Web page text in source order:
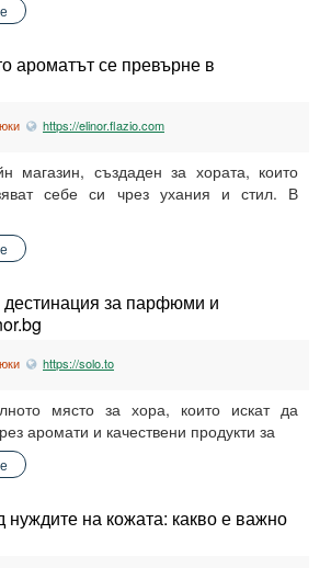
ароматът се превърне в
https://elinor.flazio.com
магазин, създаден за хората, които
себе си чрез ухания и стил. В
за парфюми и
https://solo.to
място за хора, които искат да
аромати и качествени продукти за
нуждите на кожата: какво е важно